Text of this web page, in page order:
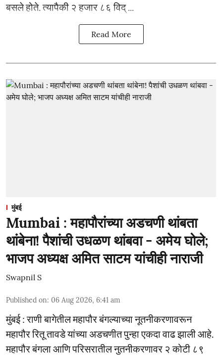
बसले होते. त्यापैकी २ हजार ८६ विद् ...
Read More
मुंबई
Mumbai : महापौरांच्या अडचणी थांबता
थांबेना! पैशांची उधळण थांबवा - अमेय घोले;
भाजप अध्यक्ष अमित साटम यांचीही नाराजी
Swapnil S
Published on: 06 Aug 2026, 6:41 am
मुंबई : राणी बागेतील महापौर बंगल्याच्या नूतनीकरणावरून
महापौर रितू तावडे यांच्या अडचणीत पुन्हा एकदा वाढ झाली आहे.
महापौर बंगला आणि परिसरातील नुतनीकरणावर २ कोटी ८९